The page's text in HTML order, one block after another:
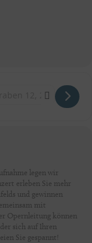
[gEkkJ0aUy]
Address - ZUGABE!
legen wir
erleben Sie mehr
und gewinnen
mit
Opernleitung können
sich auf Ihren
Sie gespannt!